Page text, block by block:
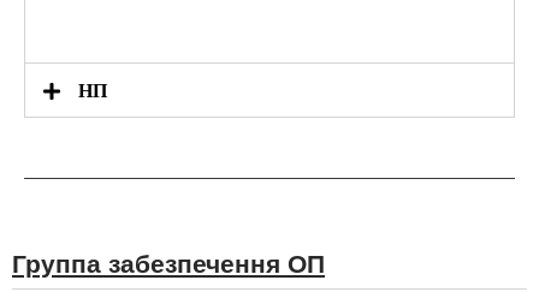
НП
Группа забезпечення ОП